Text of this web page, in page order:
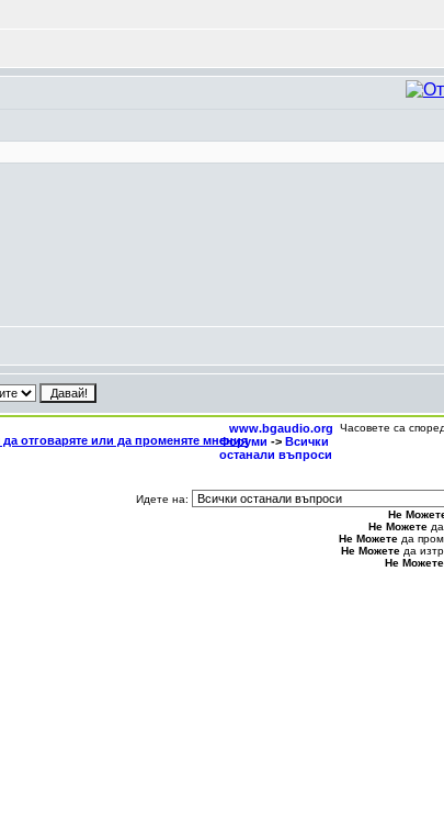
www.bgaudio.org
Форуми -> Всички
останали въпроси
Часовете са
Идете на:
Не
Не Можете
Не Можете да
Не Можете да
Не Можете